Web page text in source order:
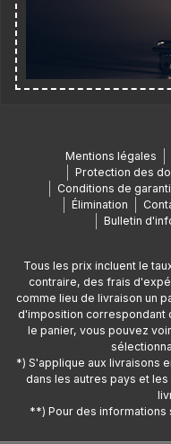
Mentions légales
Protection des
Conditions de
Élimination
Bulletin
Tous les prix incluent le
contraire, des frais
comme lieu de livraison un
d'imposition correspondant
le panier, vous pouvez
*) S'applique aux livraisons
dans les autres pays et
**) Pour des informations